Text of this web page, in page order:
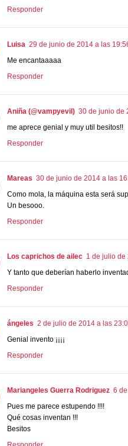
Responder
Luisa 29 de junio de 2014 a las
Me encantaaaaa
Responder
Aniña (@vampyevil) 30 de junio de
me aprece genial y muy util besitos!!
Responder
Mareas 30 de junio de 2014 a las
Como mola, la máquina esta será
Un besooo.
Responder
Los caprichos de ailec 1 de julio de
Y tanto que deberían haberlo
Responder
ángeles 2 de julio de 2014 a las
Genial invento ¡¡¡¡
Responder
Mariangeles Guerra Rodriguez 6
Pues me parece estupendo !!!!
Qué cosas inventan !!!
Besitos